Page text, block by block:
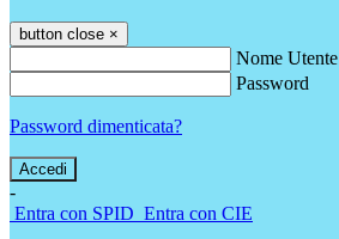
button close ×
Nome Utente
Password
Password dimenticata?
-
Entra con SPID Entra con CIE